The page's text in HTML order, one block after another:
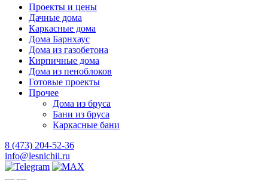
Проекты и цены
Дачные дома
Каркасные дома
Дома Барнхаус
Дома из газобетона
Кирпичные дома
Дома из пеноблоков
Готовые проекты
Прочее
Дома из бруса
Бани из бруса
Каркасные бани
8 (473) 204-52-36
info@lesnichii.ru